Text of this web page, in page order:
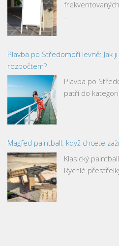
Plavba po Středomoří levně: Jak
rozpočtem?
Plavba po
patří do
Magfed paintball: když chcete
Klasický
Rychlé